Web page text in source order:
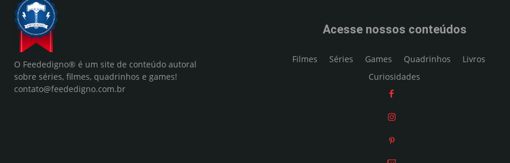
O Feededigno® é um site de conteúdo autoral
sobre séries, filmes, quadrinhos e games!
contato@feededigno.com.br
Acesse nossos conteúdos
Filmes Séries Games Quadrinhos
Livros
Curiosidades